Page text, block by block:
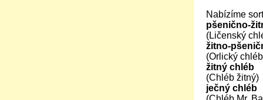
Nabízíme
pšenično-
(Ličenský
žitno-
(Orlický
žitný chléb
(Chléb žitný)
ječný chléb